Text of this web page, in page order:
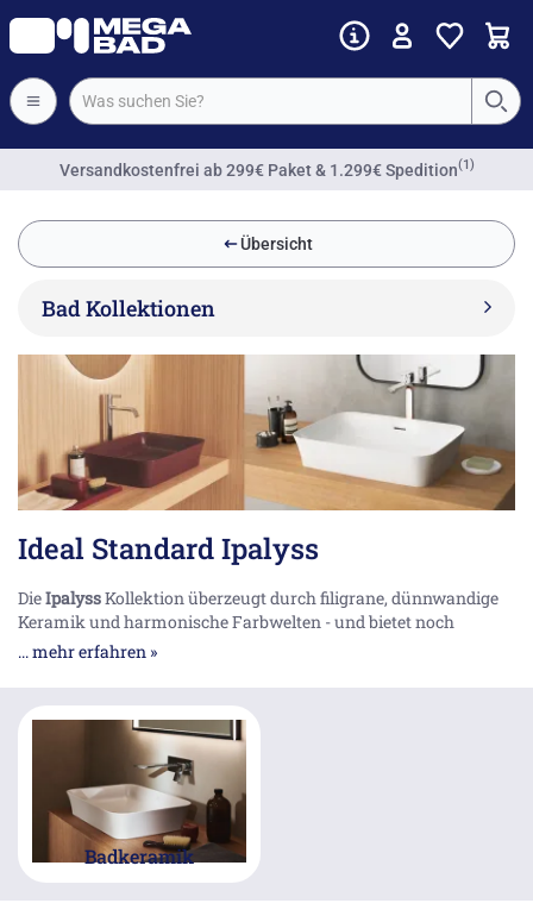
Versandkostenfrei ab 299€ Paket & 1.299€ Spedition(1)
Übersicht
Bad Kollektionen
Ideal Standard Ipalyss
DieIpalyssKollektion überzeugt durch filigrane, dünnwandige
Keramik und harmonische Farbwelten - und bietet noch
weitaus mehr. In Kombination mit in verschiedenen Farben
Kompositionen.
... mehr erfahren »
Badkeramik